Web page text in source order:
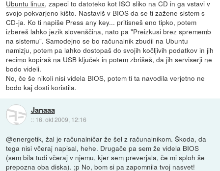
Ubuntu linux, zapeci to datoteko kot ISO sliko na CD in ga vstavi v
svojo pokvarjeno kišto. Nastaviš v BIOS da se ti zažene sistem s
CD-ja. Ko ti napiše Press any key... pritisneš eno tipko, potem
izbereš lahko jezik slovenščina, nato pa "Preizkusi brez sprememb
na sistemu". Samodejno se bo računalnik zbudil na Ubuntu
namizju, potem pa lahko dostopaš do svojih kočljivih podatkov in jih
recimo kopiraš na USB ključek in potem zbrišeš, da jih serviserji ne
bodo videli.
No, če še nikoli nisi videla BIOS, potem ti ta navodila verjetno ne
bodo kaj dosti koristila.
Janaaa
:: 16. okt 2009, 12:16
@energetik, žal je računalničar že šel z računalnikom. Škoda, da
tega nisi včeraj napisal, hehe. Drugače pa sem že videla BIOS
(sem bila tudi včeraj v njemu, kjer sem preverjala, če mi sploh še
prepozna oba diska). ;p No, bom si pa zapomnila tvoj nasvet!